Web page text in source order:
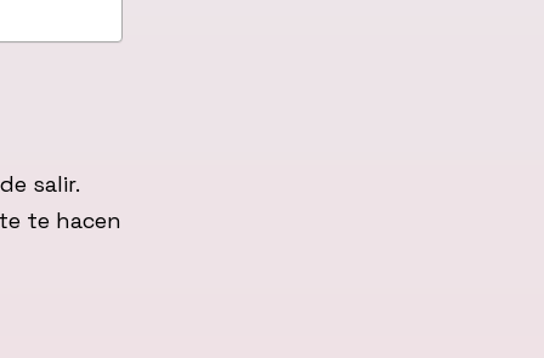
salir.
te hacen